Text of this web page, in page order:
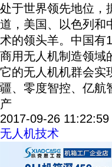
处于世界领先地位，
道，美国、以色列和
术的领头羊。中国有
商用无人机制造领域
它的无人机机群会实
疆、零度智控、亿航
产
2017-09-26 11:22:59
无人机技术